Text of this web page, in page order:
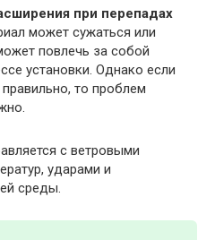
при перепадах
может сужаться или
повлечь за собой
установки. Однако если
то проблем
с ветровыми
ударами и
среды.